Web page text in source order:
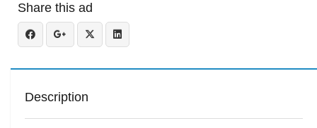
Share this ad
Description